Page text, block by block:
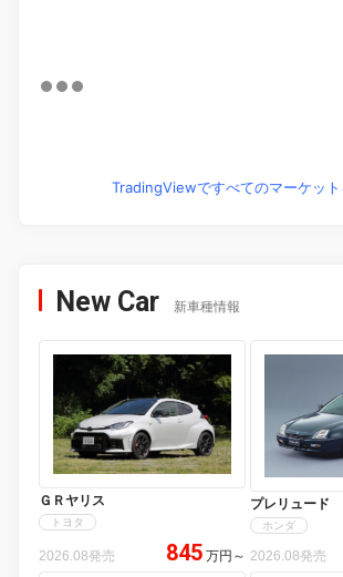
TradingViewですべてのマーケッ
New Car 新車種情報
ＧＲヤリス
トヨタ
2026.08発売 845 万円 ～
プレリュード
ホンダ
2026.08発売